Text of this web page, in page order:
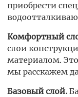
приобрести
Комфортный
слои
материалом.
мы расскажем
Базовый слой.